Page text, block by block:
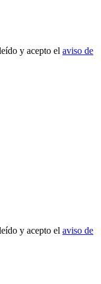
y acepto el aviso de
y acepto el aviso de